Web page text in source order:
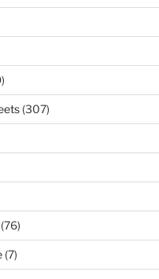
(307)
(7)